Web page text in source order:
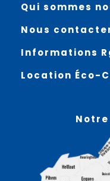
Qui sommes
Nous
Informations
Location Éco-